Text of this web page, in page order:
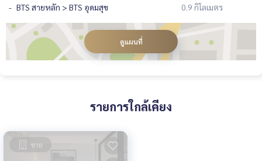
BTS สายหลัก > BTS อุดมสุข
0.9 กิโลเมตร
ดูแผนที่
รายการใกล้เคียง
ขาย